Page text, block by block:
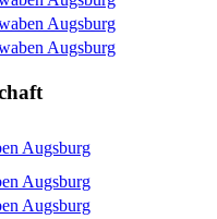
Augsburg
Augsburg
Augsburg
Augsburg
Augsburg